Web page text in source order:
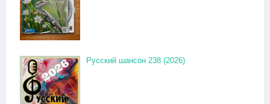
Русский шансон 238 (2026)